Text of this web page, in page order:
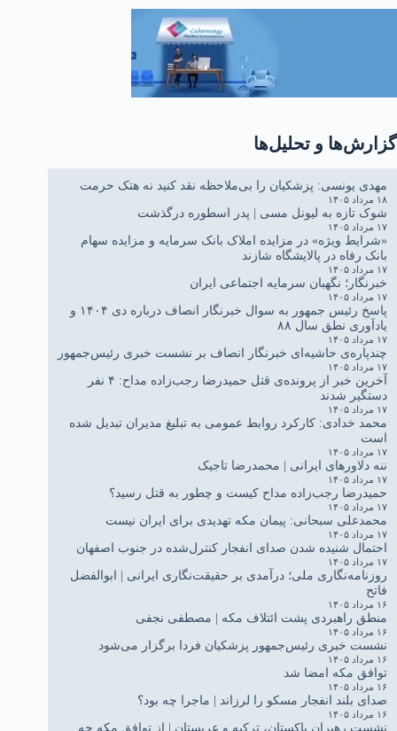
گزارش‌ها و تحلیل‌ها
مهدی یونسی: پزشکیان را بی‌ملاحظه نقد کنید نه هتک حرمت
۱۸ مرداد ۱۴۰۵
شوک تازه به لیونل مسی | پدر اسطوره درگذشت
۱۷ مرداد ۱۴۰۵
«شرایط ویژه» در مزایده املاک بانک سرمایه و مزایده سهام
بانک رفاه در پالایشگاه شازند
۱۷ مرداد ۱۴۰۵
خبرنگار؛ نگهبان سرمایه اجتماعی ایران
۱۷ مرداد ۱۴۰۵
پاسخ رئیس جمهور به سوال خبرنگار انصاف درباره دی ۱۴۰۴ و
یادآوری نطق سال ۸۸
۱۷ مرداد ۱۴۰۵
چندپاره‌ی حاشیه‌ای خبرنگار انصاف بر نشست خبری رئیس‌جمهور
۱۷ مرداد ۱۴۰۵
آخرین خبر از پرونده‌ی قتل حمیدرضا رجب‌زاده مداح: ۴ نفر
دستگیر شدند
۱۷ مرداد ۱۴۰۵
محمد خدادی: کارکرد روابط عمومی به تبلیغ مدیران تبدیل شده
است
۱۷ مرداد ۱۴۰۵
ننه دلاورهای ایرانی | محمدرضا تاجیک
۱۷ مرداد ۱۴۰۵
حمیدرضا رجب‌زاده مداح کیست و چطور به قتل رسید؟
۱۷ مرداد ۱۴۰۵
محمدعلی سبحانی: پیمان مکه تهدیدی برای ایران نیست
۱۷ مرداد ۱۴۰۵
احتمال شنیده شدن صدای انفجار کنترل‌شده در جنوب اصفهان
۱۷ مرداد ۱۴۰۵
روزنامه‌نگاری ملی؛ درآمدی بر حقیقت‌نگاری ایرانی | ابوالفضل
فاتح
۱۶ مرداد ۱۴۰۵
منطق راهبردی پشت ائتلاف مکه | مصطفی نجفی
۱۶ مرداد ۱۴۰۵
نشست خبری رئیس‌جمهور پزشکیان فردا برگزار می‌شود
۱۶ مرداد ۱۴۰۵
توافق مکه امضا شد
۱۶ مرداد ۱۴۰۵
صدای بلند انفجار مسکو را لرزاند | ماجرا چه بود؟
۱۶ مرداد ۱۴۰۵
نشست رهبران پاکستان، ترکیه و عربستان | از توافق مکه چه